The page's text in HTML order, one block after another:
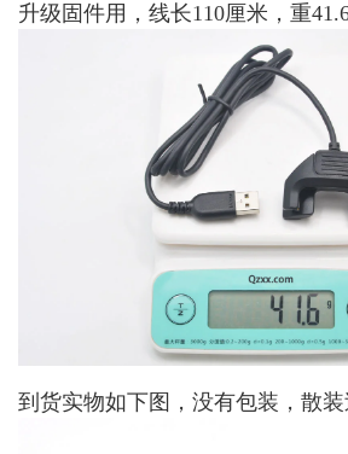
升级固件用，线长110厘米，重41.6
到货实物如下图，没有包装，散装